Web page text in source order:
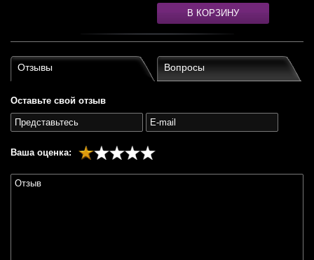
В КОРЗИНУ
Отзывы Вопросы
Оставьте свой отзыв
Ваша оценка: